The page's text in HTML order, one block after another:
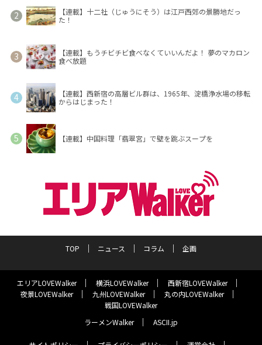
【連載】十二社（じゅうにそう）は江戸西郊の景勝地だっ
た！
【連載】もうチビチビ食べなくていいんだよ！ 夢のマカロン
食べ放題
【連載】西新宿の高層ビル群は、1965年、淀橋浄水場の移転
からはじまった！
【連載】中国料理「翡翠宮」で壁を跳ぶスープを
TOP ニュース コラム 企画
エリアLOVEWalker 横浜LOVEWalker
西新宿LOVEWalker
夜景LOVEWalker
九州LOVEWalker
丸の内LOVEWalker
戦国LOVEWalker
ラーメンWalker
ASCII.jp